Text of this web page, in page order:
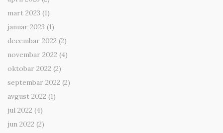
mart 2023 (1)
januar 2023 (1)
decembar 2022 (2)
novembar 2022 (4)
oktobar 2022 (2)
septembar 2022 (2)
avgust 2022 (1)
jul 2022 (4)
jun 2022 (2)